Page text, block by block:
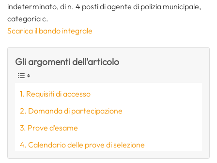
indeterminato, di n. 4 posti di agente di polizia municipale,
categoria c.
Scarica il bando integrale
Gli argomenti dell'articolo
Requisiti di accesso
Domanda di partecipazione
Prove d’esame
Calendario delle prove di selezione